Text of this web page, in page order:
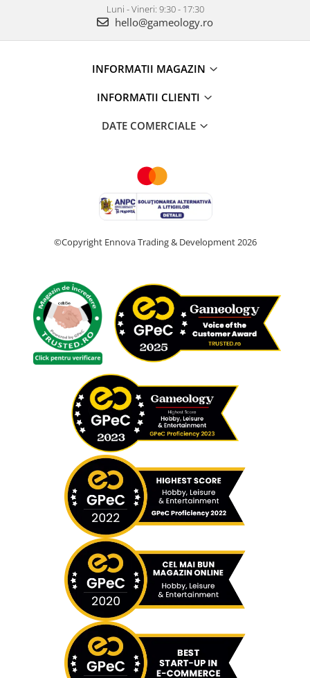
Luni - Vineri: 9:30 - 17:30
hello@gameology.ro
INFORMATII MAGAZIN
INFORMATII CLIENTI
DATE COMERCIALE
©Copyright Ennova Trading & Development 2026